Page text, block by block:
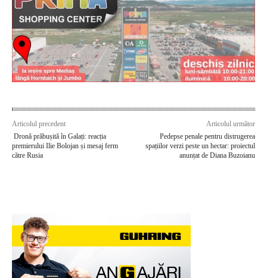
Articolul precedent
Dronă prăbușită în Galați: reacția
premierului Ilie Bolojan și mesaj ferm
către Rusia
Articolul următor
Pedepse penale pentru distrugerea
spațiilor verzi peste un hectar: proiectul
anunțat de Diana Buzoianu